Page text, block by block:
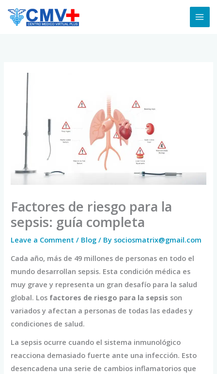
Factores de riesgo para la
sepsis: guía completa
Leave a Comment / Blog / By sociosmatrix@gmail.com
Cada año, más de 49 millones de personas en todo el
mundo desarrollan sepsis. Esta condición médica es
muy grave y representa un gran desafío para la salud
global. Los factores de riesgo para la sepsis son
variados y afectan a personas de todas las edades y
condiciones de salud.
La sepsis ocurre cuando el sistema inmunológico
reacciona demasiado fuerte ante una infección. Esto
desencadena una serie de cambios inflamatorios que